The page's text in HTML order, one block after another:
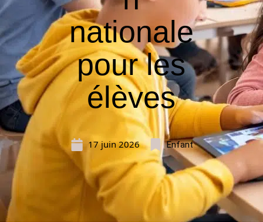
nationale
pour les
élèves
17 juin 2026 Enfant